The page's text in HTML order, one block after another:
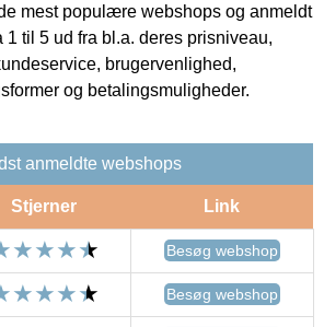
mest populære webshops og anmeldt
1 til 5 ud fra bl.a. deres prisniveau,
brugervenlighed,
og betalingsmuligheder.
anmeldte webshops
Stjerner Link
Besøg webshop
Besøg webshop